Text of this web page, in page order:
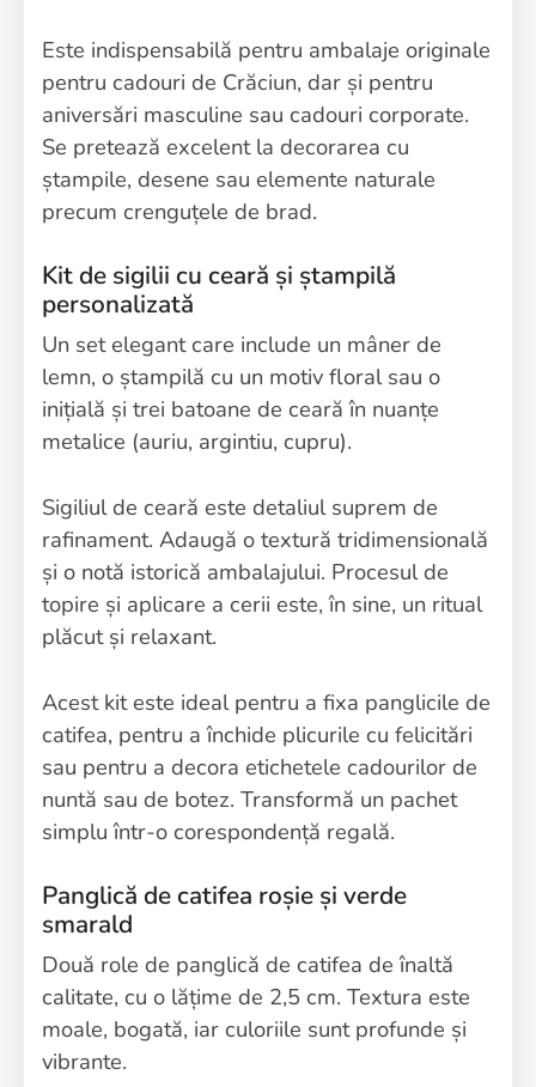
Este indispensabilă pentru ambalaje originale
pentru cadouri de Crăciun, dar și pentru
aniversări masculine sau cadouri corporate.
Se pretează excelent la decorarea cu
ștampile, desene sau elemente naturale
precum crenguțele de brad.
Kit de sigilii cu ceară și ștampilă
personalizată
Un set elegant care include un mâner de
lemn, o ștampilă cu un motiv floral sau o
inițială și trei batoane de ceară în nuanțe
metalice (auriu, argintiu, cupru).
Sigiliul de ceară este detaliul suprem de
rafinament. Adaugă o textură tridimensională
și o notă istorică ambalajului. Procesul de
topire și aplicare a cerii este, în sine, un ritual
plăcut și relaxant.
Acest kit este ideal pentru a fixa panglicile de
catifea, pentru a închide plicurile cu felicitări
sau pentru a decora etichetele cadourilor de
nuntă sau de botez. Transformă un pachet
simplu într-o corespondență regală.
Panglică de catifea roșie și verde
smarald
Două role de panglică de catifea de înaltă
calitate, cu o lățime de 2,5 cm. Textura este
moale, bogată, iar culoriile sunt profunde și
vibrante.